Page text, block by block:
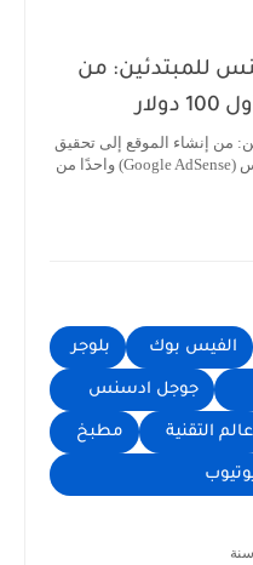
للمبتدئين: من
من إنشاء الموقع إلى تحقيق
أول 100 دولار يُعد برنامج جوجل أدسنس (Google AdSense) واحدًا من
الفيس بوك بلوجر
جوجل ادسنس
عالم التقنية مطبخ